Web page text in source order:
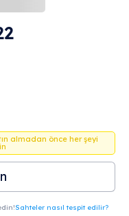
almadan önce her şeyi
Sahteler nasıl tespit edilir?